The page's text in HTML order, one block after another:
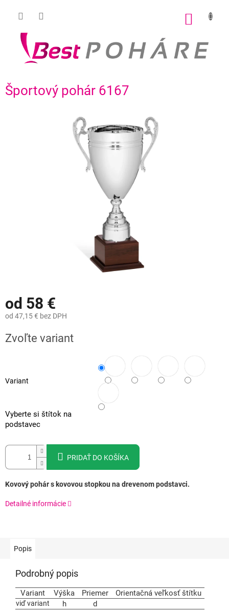
Športový pohár 6167
od 58 €
od 47,15 € bez DPH
cena:
Zvoľte variant
Variant
Vyberte si štítok na
podstavec
PRIDAŤ DO KOŠÍKA
Kovový pohár s kovovou stopkou na drevenom podstavci.
Detailné informácie
Popis
Podrobný popis
Variant Výška Priemer Orientačná veľkosť štítku
viď variant h d